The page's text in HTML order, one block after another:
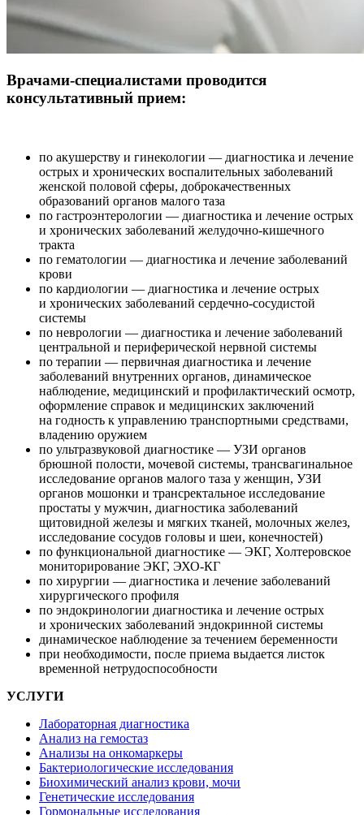
Врачами-специалистами проводится
консультативный прием:
по акушерству и гинекологии — диагностика и лечение
острых и хронических воспалительных заболеваний
женской половой сферы, доброкачественных
образований органов малого таза
по гастроэнтерологии — диагностика и лечение острых
и хронических заболеваний желудочно-кишечного
тракта
по гематологии — диагностика и лечение заболеваний
крови
по кардиологии — диагностика и лечение острых
и хронических заболеваний сердечно-сосудистой
системы
по неврологии — диагностика и лечение заболеваний
центральной и периферической нервной системы
по терапии — первичная диагностика и лечение
заболеваний внутренних органов, динамическое
наблюдение, медицинский и профилактический осмотр,
оформление справок и медицинских заключений
на годность к управлению транспортными средствами,
владению оружием
по ультразвуковой диагностике — УЗИ органов
брюшной полости, мочевой системы, трансвагинальное
исследование органов малого таза у женщин, УЗИ
органов мошонки и трансректальное исследование
простаты у мужчин, диагностика заболеваний
щитовидной железы и мягких тканей, молочных желез,
исследование сосудов головы и шеи, конечностей)
по функциональной диагностике — ЭКГ, Холтеровское
мониторирование ЭКГ, ЭХО-КГ
по хирургии — диагностика и лечение заболеваний
хирургического профиля
по эндокринологии диагностика и лечение острых
и хронических заболеваний эндокринной системы
динамическое наблюдение за течением беременности
при необходимости, после приема выдается листок
временной нетрудоспособности
УСЛУГИ
Лабораторная диагностика
Анализ на гемостаз
Анализы на онкомаркеры
Бактериологические исследования
Биохимический анализ крови, мочи
Генетические исследования
Гормональные исследования